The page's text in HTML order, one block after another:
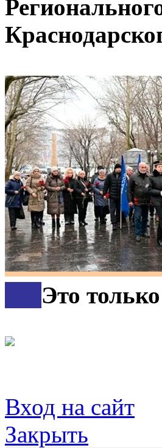
Это
Вход на сайт
Закрыть